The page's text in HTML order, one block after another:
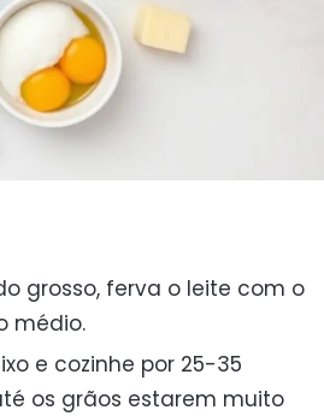
grosso, ferva o leite com o
médio.
e cozinhe por 25-35
os grãos estarem muito